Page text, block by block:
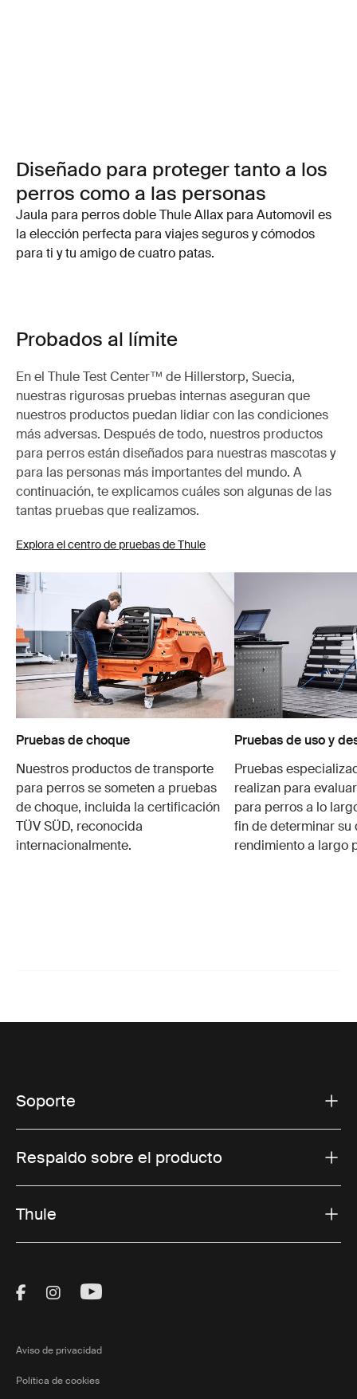
Diseñado para proteger tanto a los
perros como a las personas
Jaula para perros doble Thule Allax para Automovil es
la elección perfecta para viajes seguros y cómodos
para ti y tu amigo de cuatro patas.
Probados al límite
En el Thule Test Center™ de Hillerstorp, Suecia,
nuestras rigurosas pruebas internas aseguran que
nuestros productos puedan lidiar con las condiciones
más adversas. Después de todo, nuestros productos
para perros están diseñados para nuestras mascotas y
para las personas más importantes del mundo. A
continuación, te explicamos cuáles son algunas de las
tantas pruebas que realizamos.
Explora el centro de pruebas de Thule
Pruebas de choque
Nuestros productos de transporte
para perros se someten a pruebas
de choque, incluida la certificación
TÜV SÜD, reconocida
internacionalmente.
Pruebas de uso y
Pruebas
realizan para
para perros a lo
fin de determinar su
rendimiento a largo
Soporte
Respaldo sobre el producto
Thule
Visit Thule on Facebook (external link)
Visit Thule on Instagram (external link)
Visit Thule on Youtube (external
Aviso de privacidad
Política de cookies